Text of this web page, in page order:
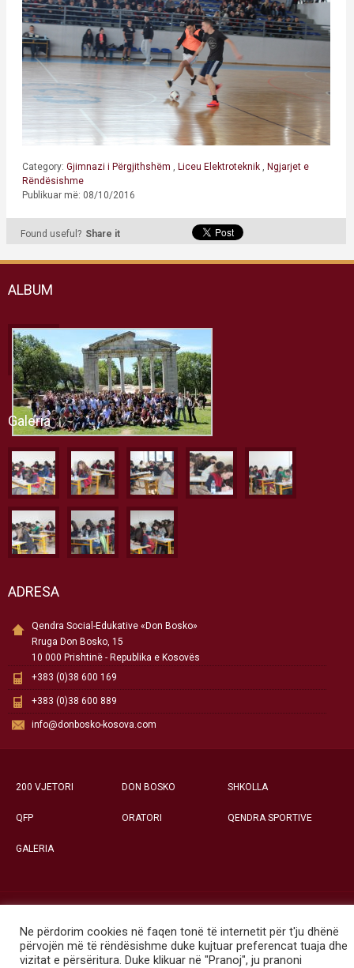
Category: Gjimnazi i Përgjithshëm Liceu Elektroteknik
Ngjarjet e
Rëndësishme
Publikuar më: 08/10/2016
Found useful? Share it
ALBUM
Galeria
ADRESA
Qendra Social-Edukative «Don Bosko»
Rruga Don Bosko, 15
10 000 Prishtinë - Republika e Kosovës
+383 (0)38 600 169
+383 (0)38 600 889
info@donbosko-kosova.com
200 VJETORI DON BOSKO SHKOLLA
QFP ORATORI QENDRA SPORTIVE
GALERIA
Qendra Social-Edukative «Don Bosko» - Prishtinë
Ne përdorim cookies në faqen tonë të internetit për t'ju dhënë
përvojën më të rëndësishme duke kujtuar preferencat tuaja dhe
vizitat e përsëritura. Duke klikuar në "Pranoj", ju pranoni